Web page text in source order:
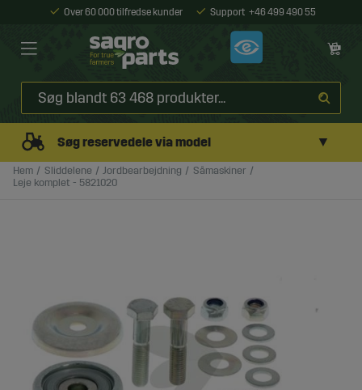
Over 60 000 tilfredse kunder Support +46 499 490 55
Søg reservedele via model ▼
Hem Sliddelene Jordbearbejdning
Såmaskiner
Leje komplet - 5821020